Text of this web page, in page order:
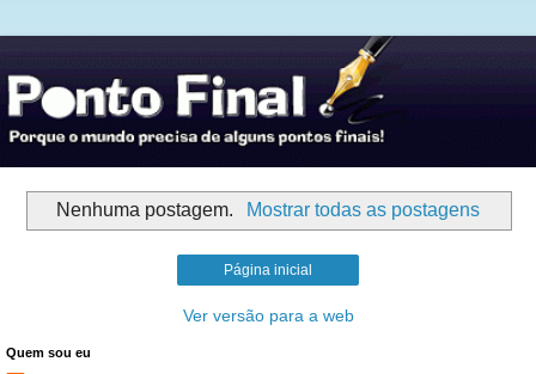
Nenhuma postagem. Mostrar todas as postagens
Página inicial
Ver versão para a web
Quem sou eu